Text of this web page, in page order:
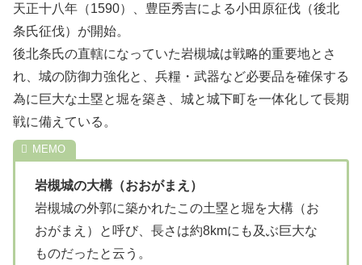
天正十八年（1590）、豊臣秀吉による小田原征伐（後北
条氏征伐）が開始。
後北条氏の直轄になっていた岩槻城は戦略的重要地とさ
れ、城の防御力強化と、兵糧・武器など必要品を確保する
為に巨大な土塁と堀を築き、城と城下町を一体化して長期
戦に備えている。
岩槻城の大構（おおがまえ）
岩槻城の外郭に築かれたこの土塁と堀を大構（お
おがまえ）と呼び、長さは約8kmにも及ぶ巨大な
ものだったと云う。